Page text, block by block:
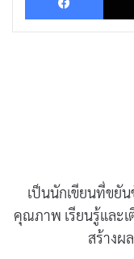
เคลื่อนไหวในการด
ของทุกฝ่ายทั้งหน่วย
กิจกรรมรณรงค์ทาง
ของประชาชนในกา
ได้ให้ความสำคัญใน
โดยได้ดำเนินการจั
แวดล้อมกันอย่างจริ
สำหรับภาคเอกชน
อย่างจริงจัง โดยมีก
เป็นนักเขียนที่ขยั
คุณภาพ เรียนรู้และเ
สร้างผ